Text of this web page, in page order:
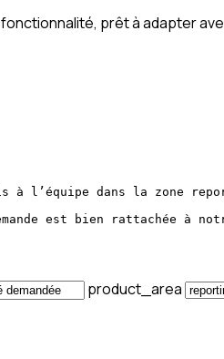
prêt à adapter
à l’équipe dans la zone
est bien rattachée à
product_area